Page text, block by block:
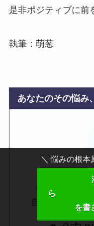
是非ポジティブに前
執筆：萌葱
あなたのその悩み
あなたの潜在
自分の使命・
＼ 悩みの根本
ら
を書